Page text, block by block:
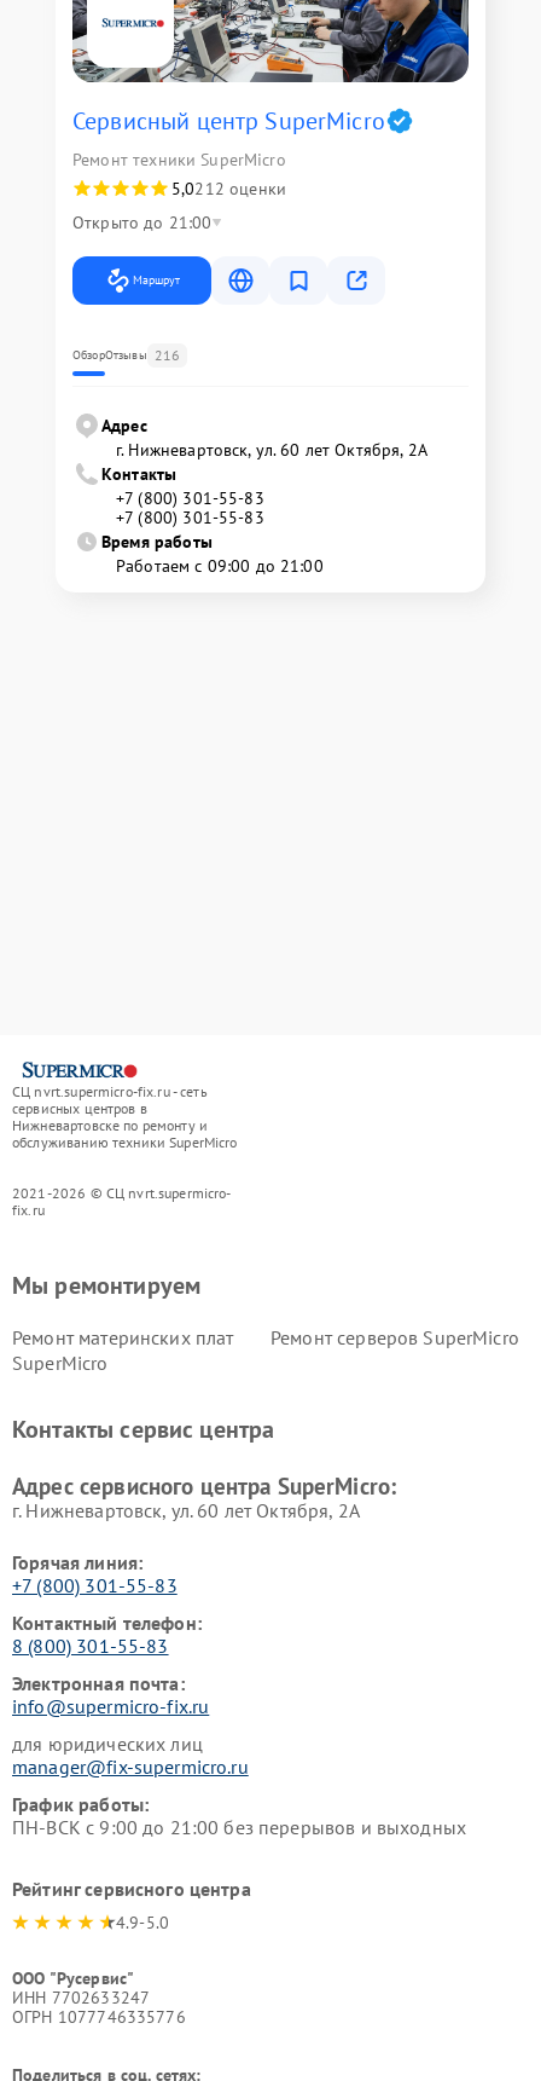
Сервисный центр SuperMicro
Ремонт техники SuperMicro
5,0212 оценки
Открыто до 21:00
Маршрут
ОбзорОтзывы 216
Адрес
г. Нижневартовск, ул. 60 лет Октября, 2А
Контакты
+7 (800) 301-55-83
+7 (800) 301-55-83
Время работы
Работаем с 09:00 до 21:00
СЦ nvrt.supermicro-fix.ru - сеть
сервисных центров в
Нижневартовске по ремонту и
обслуживанию техники SuperMicro
2021-2026 © СЦ nvrt.supermicro-
fix.ru
Мы ремонтируем
Ремонт материнских плат
SuperMicro
Ремонт серверов SuperMicro
Контакты сервис центра
Адрес сервисного центра SuperMicro:
г. Нижневартовск, ул. 60 лет Октября, 2А
Горячая линия:
+7 (800) 301-55-83
Контактный телефон:
8 (800) 301-55-83
Электронная почта:
info@supermicro-fix.ru
для юридических лиц
manager@fix-supermicro.ru
График работы:
ПН-ВСК с 9:00 до 21:00 без перерывов и выходных
Рейтинг сервисного центра
4.9-5.0
ООО "Русервис"
ИНН 7702633247
ОГРН 1077746335776
Поделиться в соц. сетях: